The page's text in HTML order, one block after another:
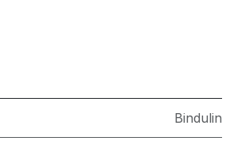
Bindulin